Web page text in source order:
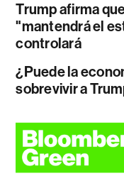
Trump afirma
"mantendrá el
controlará
¿Puede la
sobrevivir a